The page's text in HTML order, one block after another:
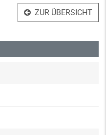
ZUR ÜBERSICHT